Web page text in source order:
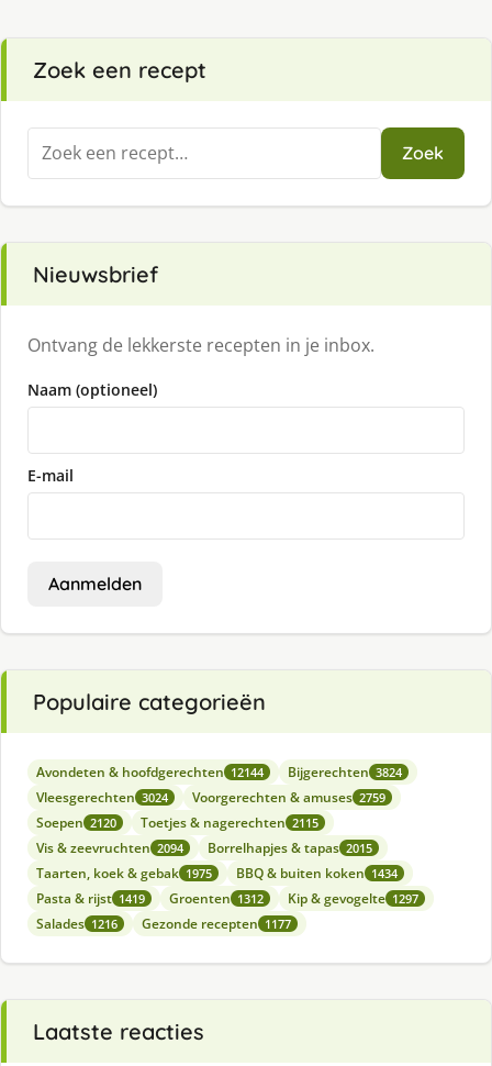
Zoek een recept
Zoeken
naar:
Zoek
Nieuwsbrief
Ontvang de lekkerste recepten in je inbox.
Naam (optioneel)
E-mail
Aanmelden
Populaire categorieën
Avondeten & hoofdgerechten 12144 Bijgerechten 3824
Vleesgerechten 3024 Voorgerechten & amuses 2759
Soepen 2120 Toetjes & nagerechten 2115
Vis & zeevruchten 2094 Borrelhapjes & tapas 2015
Taarten, koek & gebak 1975 BBQ & buiten koken 1434
Pasta & rijst 1419 Groenten 1312 Kip & gevogelte 1297
Salades 1216 Gezonde recepten 1177
Laatste reacties